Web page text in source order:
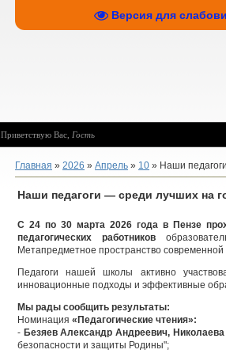
Версия для
Приветствую Вас Гость
Главная » 2026 » Апрель » 10 » Наши
Наши педагоги — среди лучших на
С 24 по 30 марта 2026 года в Пензе
педагогических работников
Метапредметное пространство
Педагоги нашей школы активно
инновационные подходы и эффективные
Мы рады сообщить результаты:
Номинация «Педагогические чтения»:
- Безяев Александр Андреевич,
безопасности и защиты Родины";